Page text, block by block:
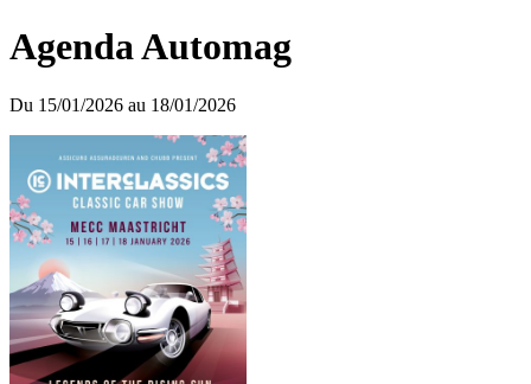
Agenda Automag
Du 15/01/2026 au 18/01/2026